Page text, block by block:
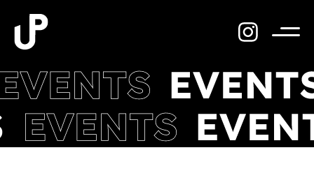
Inhalt
springen